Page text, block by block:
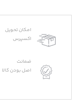
امکان تحویل
اکسپرس
ضمانت
اصل بودن کالا